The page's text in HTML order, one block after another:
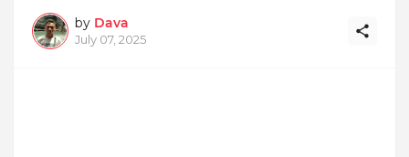
by Dava
July 07, 2025